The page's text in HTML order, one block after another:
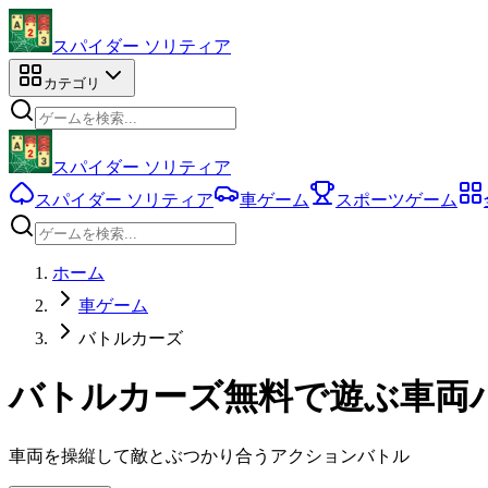
スパイダー ソリティア
カテゴリ
スパイダー ソリティア
スパイダー ソリティア
車ゲーム スポーツゲーム
ホーム
車ゲーム
バトルカーズ
バトルカーズ無料で遊ぶ車両
車両を操縦して敵とぶつかり合うアクションバトル